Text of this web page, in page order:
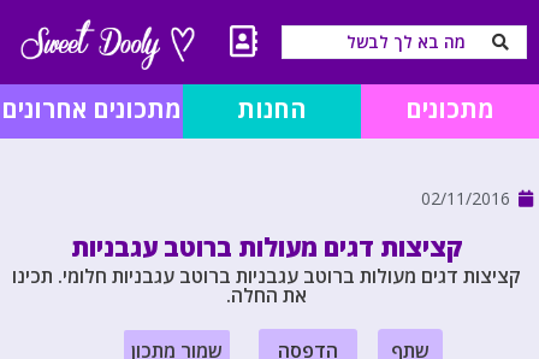
מתכונים החנות מתכונים אחרונים
02/11/2016
קציצות דגים מעולות ברוטב עגבניות
קציצות דגים מעולות ברוטב עגבניות ברוטב עגבניות חלומי. תכינו
את החלה.
שתף הדפסה שמור מתכון